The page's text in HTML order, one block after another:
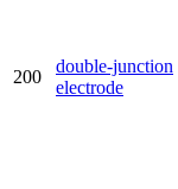
200
double-junction
electrode